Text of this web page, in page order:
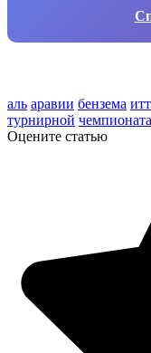
аль аравии бензема
турнирной чемпионата
Оцените статью